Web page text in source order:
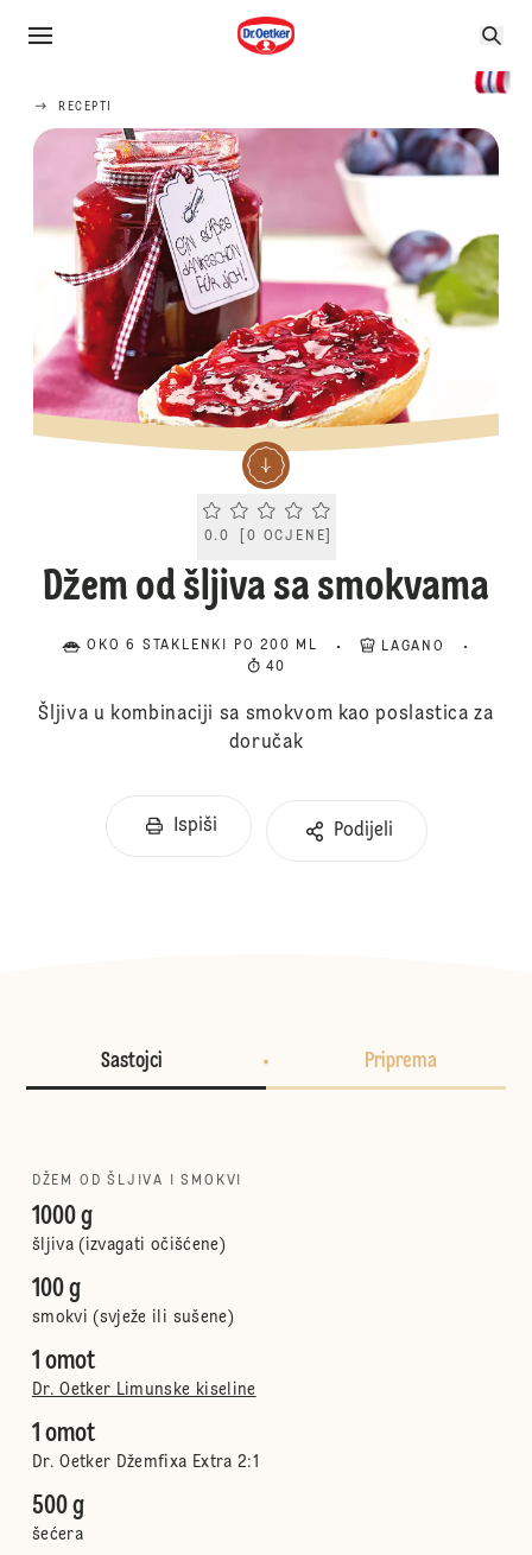
RECEPTI
Current rating 0.0. Click to rate.
0.0 0 OCJENE
Džem od šljiva sa smokvama
OKO 6 STAKLENKI PO 200 ML
LAGANO
40
Šljiva u kombinaciji sa smokvom kao poslastica za
doručak
Ispiši Podijeli
Sastojci Priprema
DŽEM OD ŠLJIVA I SMOKVI
1000 g
šljiva (izvagati očišćene)
100 g
smokvi (svježe ili sušene)
1 omot
Dr. Oetker Limunske kiseline
1 omot
Dr. Oetker Džemfixa Extra 2:1
500 g
šećera